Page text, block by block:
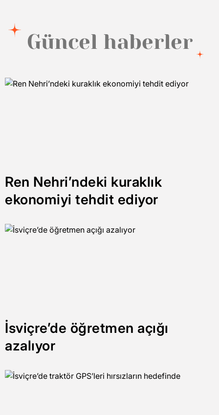
Güncel haberler
Ren Nehri’ndeki kuraklık
ekonomiyi tehdit ediyor
İsviçre’de öğretmen açığı
azalıyor